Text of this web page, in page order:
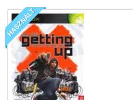
HASZNÁLT